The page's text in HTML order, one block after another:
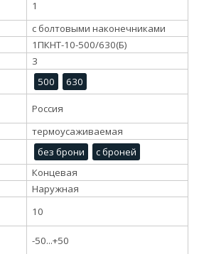
1
с болтовыми наконечниками
1ПКНТ-10-500/630(Б)
3
500
630
Россия
термоусаживаемая
без брони
с броней
Концевая
Наружная
10
-50...+50